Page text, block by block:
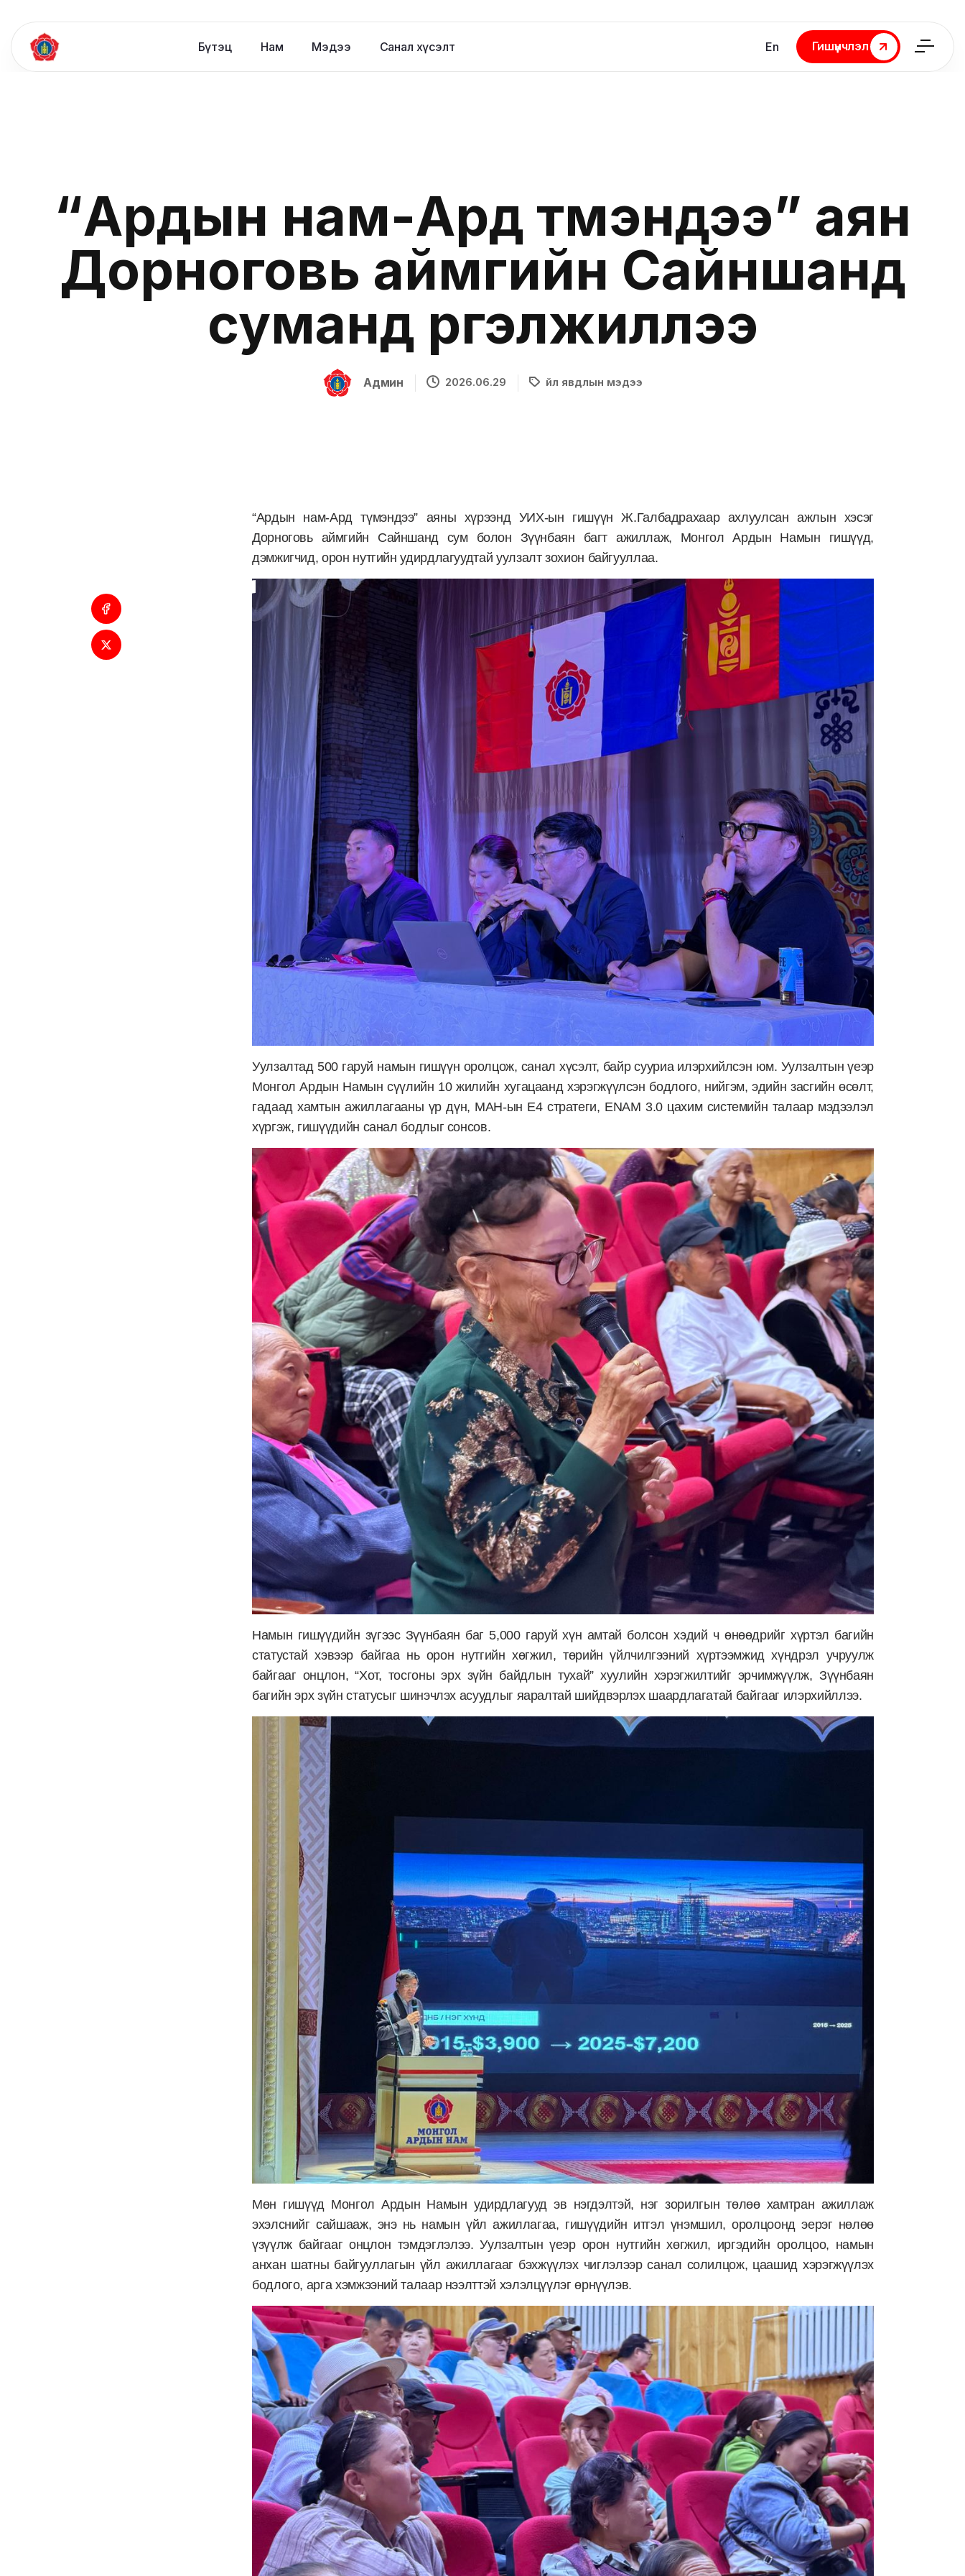
Бүтэц Нам Мэдээ Санал хүсэлт En
Гишүүнчлэл
Гишүүнчлэл
“Ардын нам-Ард түмэндээ” аян
Дорноговь аймгийн Сайншанд
суманд үргэлжиллээ
Админ 2026.06.29 Үйл явдлын мэдээ
“Ардын нам-Ард түмэндээ” аяны хүрээнд УИХ-ын гишүүн Ж.Галбадрахаар ахлуулсан ажлын хэсэг
Дорноговь аймгийн Сайншанд сум болон Зүүнбаян багт ажиллаж, Монгол Ардын Намын гишүүд,
дэмжигчид, орон нутгийн удирдлагуудтай уулзалт зохион байгууллаа.
Уулзалтад 500 гаруй намын гишүүн оролцож, санал хүсэлт, байр сууриа илэрхийлсэн юм. Уулзалтын үеэр
Монгол Ардын Намын сүүлийн 10 жилийн хугацаанд хэрэгжүүлсэн бодлого, нийгэм, эдийн засгийн өсөлт,
гадаад хамтын ажиллагааны үр дүн, МАН-ын E4 стратеги, ENAM 3.0 цахим системийн талаар мэдээлэл
хүргэж, гишүүдийн санал бодлыг сонсов.
Намын гишүүдийн зүгээс Зүүнбаян баг 5,000 гаруй хүн амтай болсон хэдий ч өнөөдрийг хүртэл багийн
статустай хэвээр байгаа нь орон нутгийн хөгжил, төрийн үйлчилгээний хүртээмжид хүндрэл учруулж
байгааг онцлон, “Хот, тосгоны эрх зүйн байдлын тухай” хуулийн хэрэгжилтийг эрчимжүүлж, Зүүнбаян
багийн эрх зүйн статусыг шинэчлэх асуудлыг яаралтай шийдвэрлэх шаардлагатай байгааг илэрхийллээ.
Мөн гишүүд Монгол Ардын Намын удирдлагууд эв нэгдэлтэй, нэг зорилгын төлөө хамтран ажиллаж
эхэлснийг сайшааж, энэ нь намын үйл ажиллагаа, гишүүдийн итгэл үнэмшил, оролцоонд эерэг нөлөө
үзүүлж байгааг онцлон тэмдэглэлээ. Уулзалтын үеэр орон нутгийн хөгжил, иргэдийн оролцоо, намын
анхан шатны байгууллагын үйл ажиллагааг бэхжүүлэх чиглэлээр санал солилцож, цаашид хэрэгжүүлэх
бодлого, арга хэмжээний талаар нээлттэй хэлэлцүүлэг өрнүүлэв.